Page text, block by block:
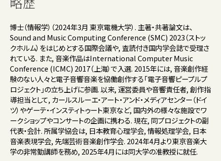
博士（情報学）（2024年3月 東京電機大学）. 主著・共著論文は、
Sound and Music Computing Conference (SMC) 2023（ストッ
クホルム）をはじめとする国際会議や, 査読付き国内学会誌で受理さ
れている. また, 音楽作品はInternational Computer Music
Conference (ICMC) 2017（上海）で入選. 2015年には, 音楽創作経
験のない人々と電子音響音楽を協働創作する「電子音響ピープルプ
ロジェクト」の立ち上げに参画. 以来, 運営委員や音響責任者, 創作指
導担当として, カールスルーエ・アート・アンド・メディアセンター（ドイ
ツ）やゲーテ・インスティトゥート東京など, 国内外の様々な施設でワ
ークショップやコンサートの企画に携わる. 現在, 同プロジェクトの副
代表・会計. 所属学協会は, 日本教育心理学会, 情報処理学会, 日本
音楽表現学会, 先端芸術音楽創作学会. 2024年4月より東京音楽大
学の非常勤講師を務め, 2025年4月には同大学の准教授に就任.